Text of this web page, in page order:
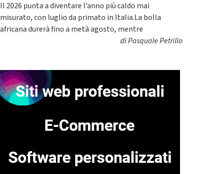
Il 2026 punta a diventare l’anno più caldo mai
misurato, con luglio da primato in Italia.La bolla
africana durerà fino a metà agosto, mentre
diPasquale Petrillo